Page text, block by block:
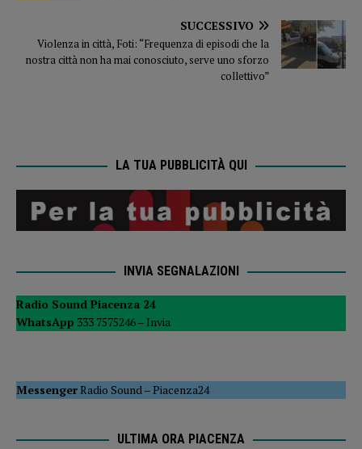
SUCCESSIVO
Violenza in città, Foti: “Frequenza di episodi che la
nostra città non ha mai conosciuto, serve uno sforzo
collettivo”
LA TUA PUBBLICITÀ QUI
INVIA SEGNALAZIONI
Radio Sound Piacenza 24
WhatsApp 333 7575246 – Invia
MessengerRadio Sound –Piacenza24
ULTIMA ORA PIACENZA